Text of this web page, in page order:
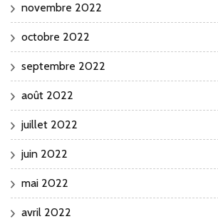
novembre 2022
octobre 2022
septembre 2022
août 2022
juillet 2022
juin 2022
mai 2022
avril 2022